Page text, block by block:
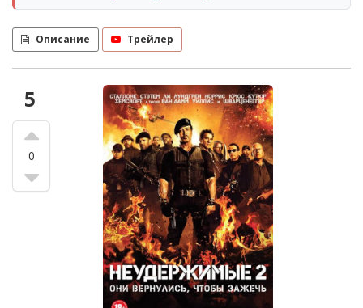
Описание Трейлер
5
0